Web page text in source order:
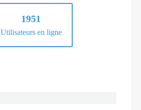
1951
Utilisateurs en ligne